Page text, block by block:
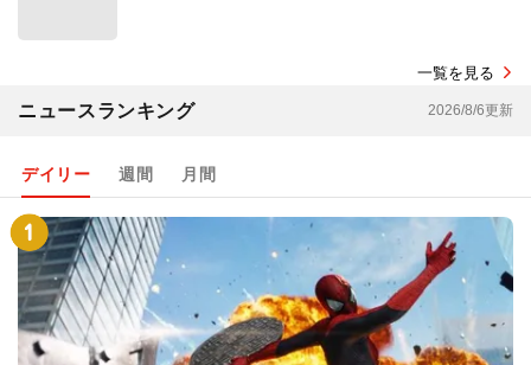
一覧を見る
ニュースランキング 2026/8/6更新
デイリー 週間 月間